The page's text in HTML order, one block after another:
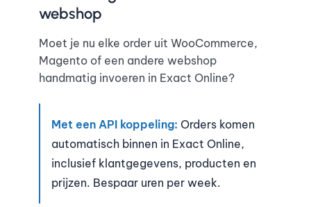
webshop
Moet je nu elke order uit WooCommerce,
Magento of een andere webshop
handmatig invoeren in Exact Online?
Met een API koppeling: Orders komen
automatisch binnen in Exact Online,
inclusief klantgegevens, producten en
prijzen. Bespaar uren per week.